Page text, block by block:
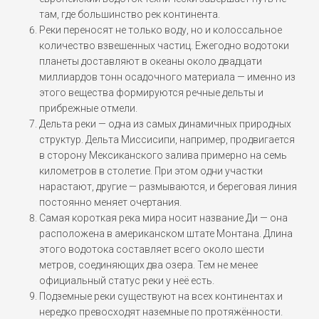
там, где большинство рек континента.
Реки переносят не только воду, но и колоссальное
количество взвешенных частиц. Ежегодно водотоки
планеты доставляют в океаны около двадцати
миллиардов тонн осадочного материала — именно из
этого вещества формируются речные дельты и
прибрежные отмели.
Дельта реки — одна из самых динамичных природных
структур. Дельта Миссисипи, например, продвигается
в сторону Мексиканского залива примерно на семь
километров в столетие. При этом одни участки
нарастают, другие — размываются, и береговая линия
постоянно меняет очертания.
Самая короткая река мира носит название Ди — она
расположена в американском штате Монтана. Длина
этого водотока составляет всего около шести
метров, соединяющих два озера. Тем не менее
официальный статус реки у неё есть.
Подземные реки существуют на всех континентах и
нередко превосходят наземные по протяжённости.